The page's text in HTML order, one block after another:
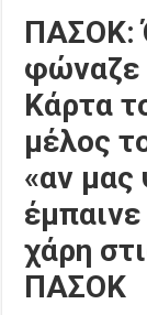
ΠΑΣΟΚ:
φώναζε
Κάρτα
μέλος
«αν μας
χάρη
ΠΑΣΟΚ